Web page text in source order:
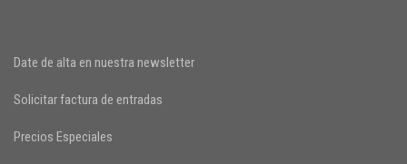
Date de alta en nuestra newsletter
Solicitar factura de entradas
Precios Especiales